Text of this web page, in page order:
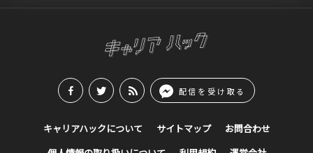
配信を受け取る
キャリアハックについて サイトマップ お問合わせ